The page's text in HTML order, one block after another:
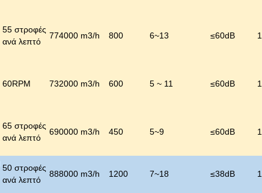
55 στροφές
ανά λεπτό
774000 m3/h 800 6~13 ≤60dB
60RPM 732000 m3/h 600 5 ~ 11 ≤60dB
65 στροφές
ανά λεπτό
690000 m3/h 450 5~9 ≤60dB
50 στροφές
ανά λεπτό
888000 m3/h 1200 7~18 ≤38dB